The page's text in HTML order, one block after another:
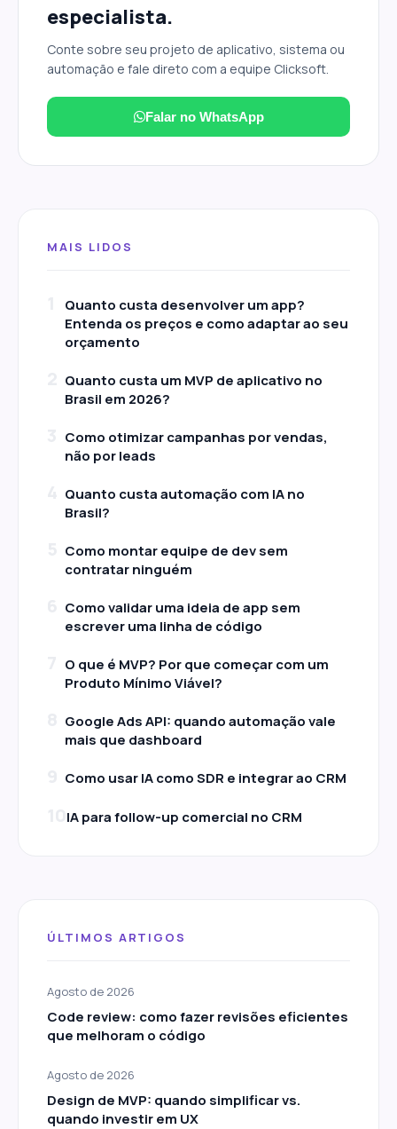
especialista.
Conte sobre seu projeto de aplicativo, sistema ou
automação e fale direto com a equipe Clicksoft.
Falar no WhatsApp
MAIS LIDOS
Quanto custa desenvolver um app?
Entenda os preços e como adaptar ao seu
orçamento
Quanto custa um MVP de aplicativo no
Brasil em 2026?
Como otimizar campanhas por vendas,
não por leads
Quanto custa automação com IA no
Brasil?
Como montar equipe de dev sem
contratar ninguém
Como validar uma ideia de app sem
escrever uma linha de código
O que é MVP? Por que começar com um
Produto Mínimo Viável?
Google Ads API: quando automação vale
mais que dashboard
Como usar IA como SDR e integrar ao CRM
IA para follow-up comercial no CRM
ÚLTIMOS ARTIGOS
Agosto de 2026
Code review: como fazer revisões eficientes
que melhoram o código
Agosto de 2026
Design de MVP: quando simplificar vs.
quando investir em UX